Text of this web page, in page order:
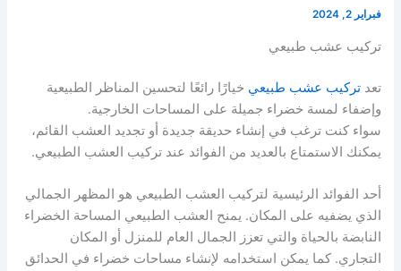
فبراير 2, 2024
تركيب عشب طبيعي
تعدتركيب عشب طبيعي خيارًا رائعًا لتحسين المناظر الطبيعية
وإضفاء لمسة خضراء جميلة على المساحات الخارجية.
سواء كنت ترغب في إنشاء حديقة جديدة أو تجديد العشب القائم،
يمكنك الاستمتاع بالعديد من الفوائد عند تركيب العشب الطبيعي.
أحد الفوائد الرئيسية لتركيب العشب الطبيعي هو المظهر الجمالي
الذي يضفيه على المكان. يمنح العشب الطبيعي المساحة الخضراء
النابضة بالحياة والتي تعزز الجمال العام للمنزل أو المكان
التجاري. كما يمكن استخدامه لإنشاء مساحات خضراء في الحدائق